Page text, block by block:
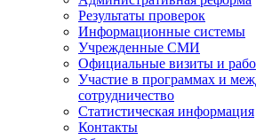
Результаты проверок
Информационные системы
Учрежденные СМИ
Официальные визиты и
Участие в программах и
сотрудничество
Статистическая информация
Контакты